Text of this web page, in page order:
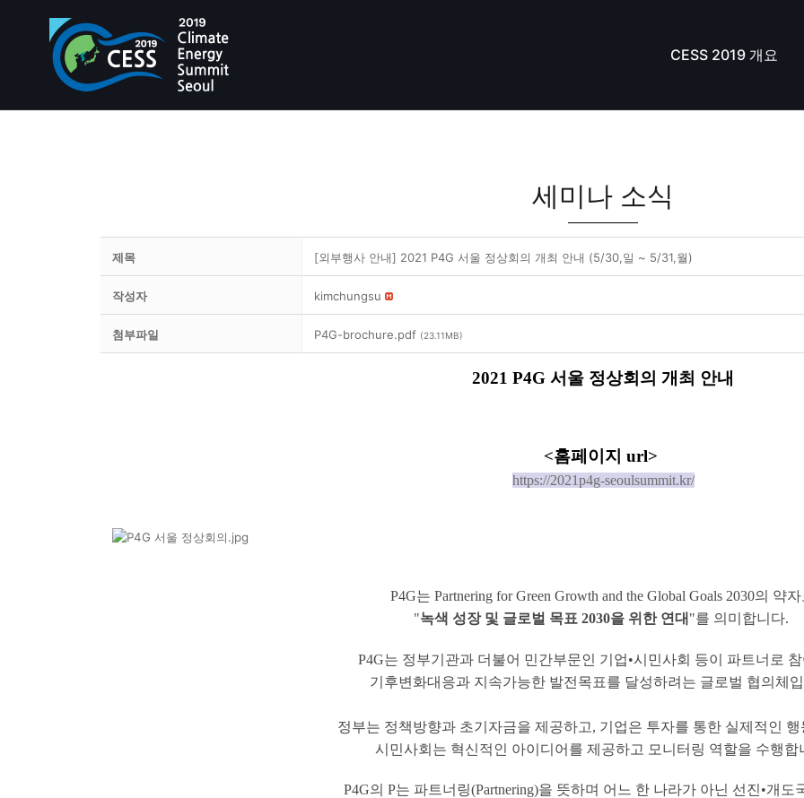
CESS 2019 개요
세미나 소식
제목 [외부행사 안내] 2021 P4G 서울 정상회의 개최 안내 (5/30,일 ~ 5/31,월)
작성자 kimchungsu
첨부파일 P4G-brochure.pdf (23.11MB)
2021 P4G 서울 정상회의 개최 안내
<홈페이지 url>
https://2021p4g-seoulsummit.kr/
P4G는 Partnering for Green Growth and the Global Goals 2030의 약자
"녹색 성장 및 글로벌 목표 2030을 위한 연대 "를 의미합니다.
P4G는 정부기관과 더불어 민간부문인 기업•시민사회 등이 파트너로 참
기 후변화대응과 지속가능한 발전목표를 달성하려는 글로벌 협의체
정부는 정책방향과 초기자금을 제공하고, 기업은 투자를 통한 실제적인 행
시민사회는 혁신적인 아이디어를 제공하고 모니터링 역할을 수행합
P4G의 P는 파트너링(Partnering)을 뜻하며 어느 한 나라가 아닌 선진•개도